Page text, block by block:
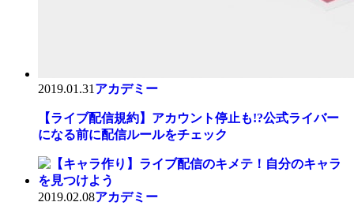
2019.01.31 アカデミー
【ライブ配信規約】アカウント停止も!?公式ライバー
になる前に配信ルールをチェック
2019.02.08アカデミー